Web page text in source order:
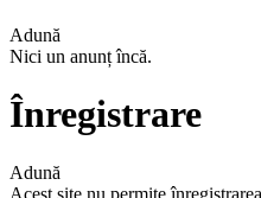
Adună
Nici un anunț încă.
Înregistrare
Adună
Acest site nu permite